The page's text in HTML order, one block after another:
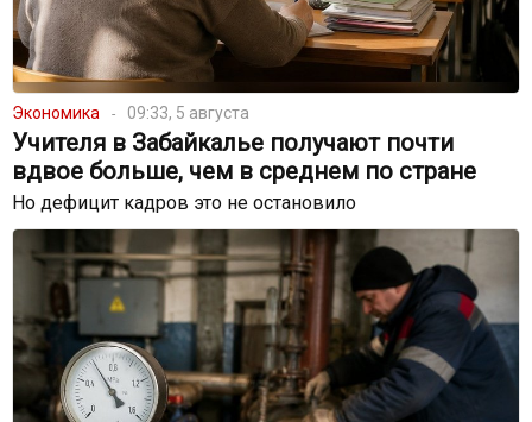
Экономика 09:33, 5 августа
Учителя в Забайкалье получают почти
вдвое больше, чем в среднем по стране
Но дефицит кадров это не остановило